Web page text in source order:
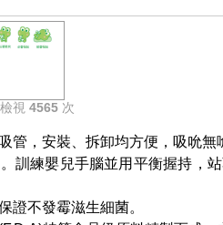
視4565 次
管，安裝、拆卸均方便，吸吮無
訓練嬰兒手腦並用平衡握持，
證不發霉滋生細菌。